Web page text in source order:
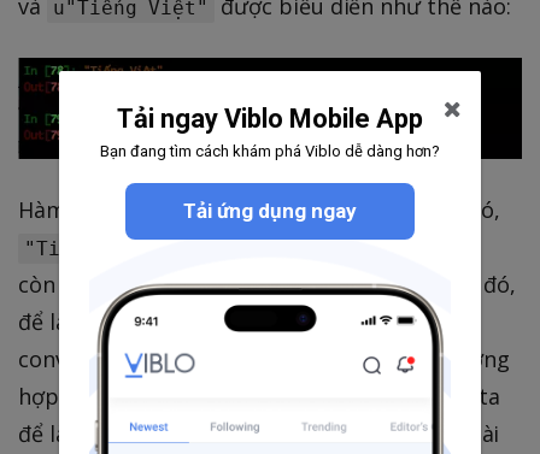
u"Tiếng Việt"
Hàm len sẽ đếm số byte để biểu diễn chuỗi đó,
"Tiếng Việt"
sử dụng 14 byte để biểu diễn
còn
u"Tiếng Việt" chỉ sử dụng 10 byte. Do đó,
để làm việc với chuỗi trong python thì nên
convert chúng về kiểu Unicode để tránh trường
hợp như validate user_name 10 ký tự, người ta
để là "Tiếng Việt" đủ 10 ký tự mà cứ báo lỗi dài
Tải ngay Viblo Mobile App
Bạn đang tìm cách khám phá Viblo dễ dàng hơn?
Tải ứng dụng ngay